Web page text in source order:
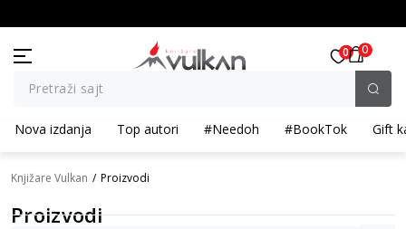
Pretraži sajt
0 0
Nova izdanja Top autori #Needoh #BookTok Gift
Knjižare Vulkan Proizvodi
Proizvodi